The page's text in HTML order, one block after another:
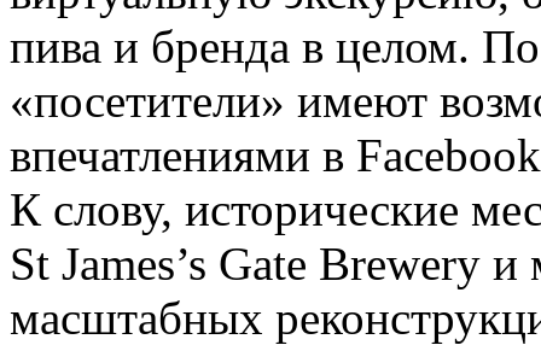
пива и бренда в целом.
«посетители» имеют
впечатлениями в
К слову, исторические
St James’s Gate Brewery
масштабных